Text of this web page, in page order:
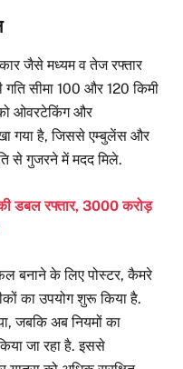
जैसे मध्यम व तेज रफ्तार
गति सीमा 100 और 120 किमी
ओवरटेकिंग और
गया है, जिससे एम्बुलेंस और
से गुजरने में मदद मिले.
की डबल रफ्तार, 3000 करोड़
बनाने के लिए पोस्टर, कैमरे
का उपयोग शुरू किया है.
जबकि अब नियमों का
जा रहा है. इससे